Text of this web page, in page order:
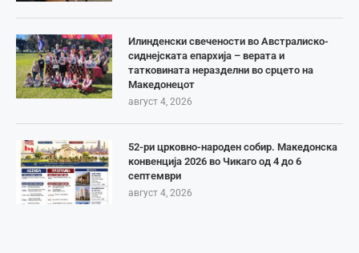
Илинденски свечености во Австралиско-
сиднејската епархија – верата и
татковината неразделни во срцето на
Македонецот
август 4, 2026
52-ри црковно-народен собир. Македонска
конвенција 2026 во Чикаго од 4 до 6
септември
август 4, 2026